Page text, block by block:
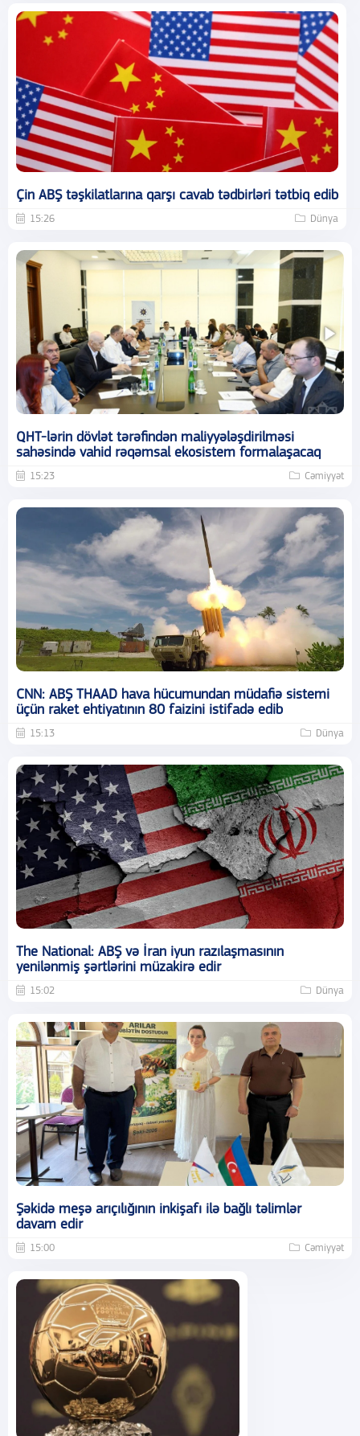
Çin ABŞ təşkilatlarına qarşı cavab tədbirləri tətbiq edib
15:26 Dünya
QHT-lərin dövlət tərəfindən maliyyələşdirilməsi
sahəsində vahid rəqəmsal ekosistem formalaşacaq
15:23 Cəmiyyət
CNN: ABŞ THAAD hava hücumundan müdafiə sistemi
üçün raket ehtiyatının 80 faizini istifadə edib
15:13 Dünya
The National: ABŞ və İran iyun razılaşmasının
yenilənmiş şərtlərini müzakirə edir
15:02 Dünya
Şəkidə meşə arıçılığının inkişafı ilə bağlı təlimlər
davam edir
15:00 Cəmiyyət